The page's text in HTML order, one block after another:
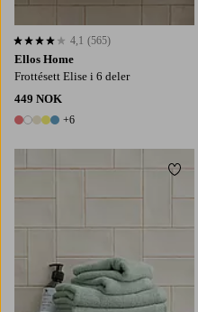
Ellos Home
Frottésett Elise i 6 deler
449 NOK
11 farger
+6
4,1 basert på 565 karaktergivninger
4,1 (565)